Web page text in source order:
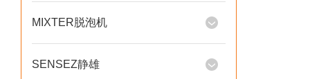
MIXTER脱泡机
SENSEZ静雄